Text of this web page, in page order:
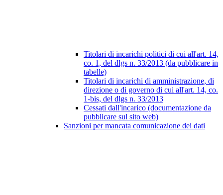
Titolari di incarichi politici di cui all'art. 14,
co. 1, del dlgs n. 33/2013 (da pubblicare in
tabelle)
Titolari di incarichi di amministrazione, di
direzione o di governo di cui all'art. 14, co.
1-bis, del dlgs n. 33/2013
Cessati dall'incarico (documentazione da
pubblicare sul sito web)
Sanzioni per mancata comunicazione dei dati